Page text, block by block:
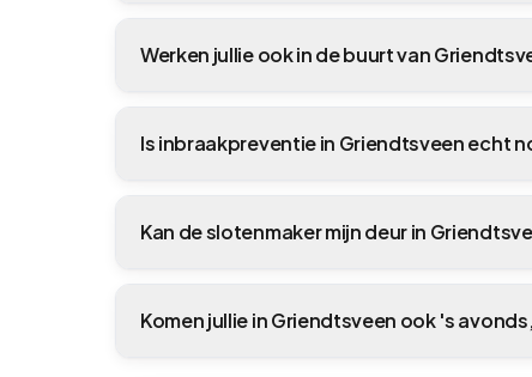
Werken jullie ook in de buurt van
Is inbraakpreventie in Griendtsveen echt
Kan de slotenmaker mijn deur in
Komen jullie in Griendtsveen ook 's